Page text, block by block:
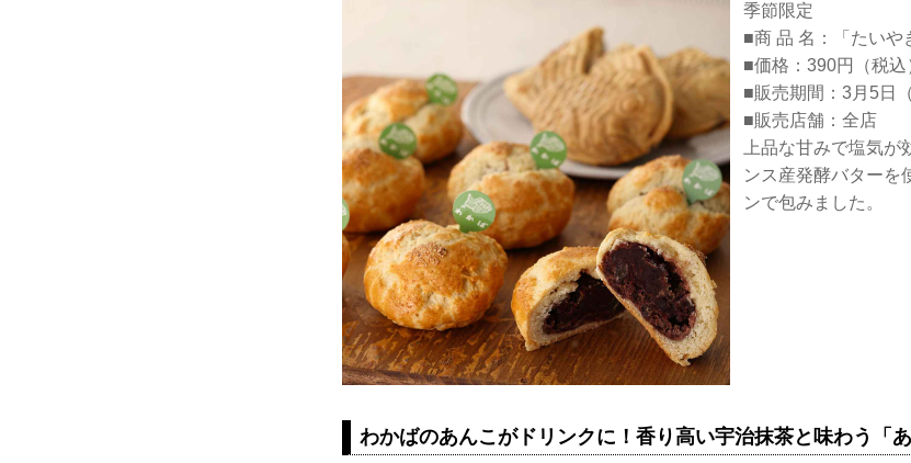
季節限定
■商 品 名：「たいや
■価格：390円（税込
■販売期間：3月5日
■販売店舗：全店
上品な甘みで塩気
ンス産発酵バター
ンで包みました。
わかばのあんこがドリンクに！香り高い宇治抹茶と味わう「